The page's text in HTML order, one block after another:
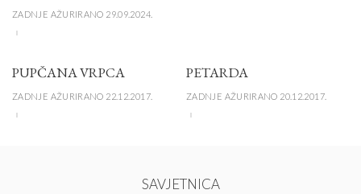
ZADNJE AŽURIRANO 29.09.2024.
PUPČANA VRPCA
ZADNJE AŽURIRANO 22.12.2017.
PETARDA
ZADNJE AŽURIRANO 20.12.2017.
SAVJETNICA